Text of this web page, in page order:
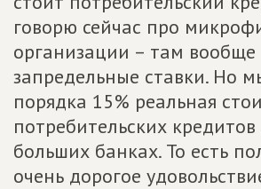
говорю сейчас про
организации – там вообще
запредельные ставки. Но
порядка 15% реальная
потребительских
больших банках. То есть
очень дорогое